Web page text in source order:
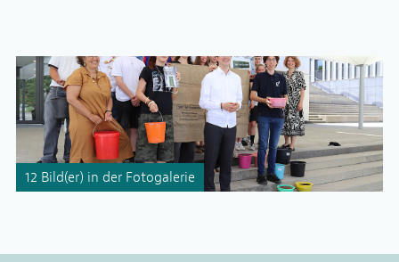
12 Bild(er) in der Fotogalerie